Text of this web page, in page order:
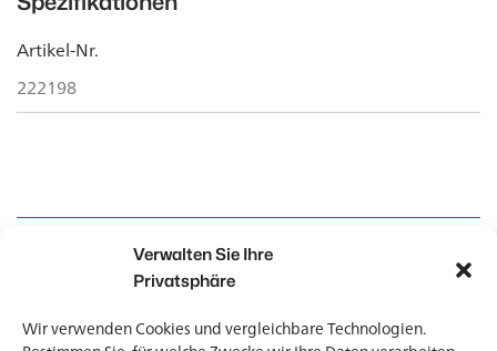
Verwalten Sie Ihre
Privatsphäre
Wir verwenden Cookies und vergleichbare Technologien.
Artikel-Nr.
222198
Kontakt
Kontakt
Newsletter
Newsletter